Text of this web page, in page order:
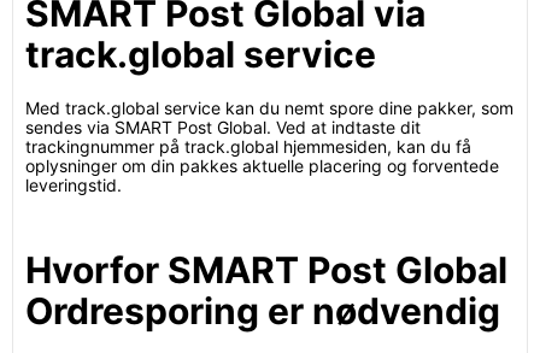
SMART Post Global via
track.global service
Med track.global service kan du nemt spore dine pakker, som
sendes via SMART Post Global. Ved at indtaste dit
trackingnummer på track.global hjemmesiden, kan du få
oplysninger om din pakkes aktuelle placering og forventede
leveringstid.
Hvorfor SMART Post Global
Ordresporing er nødvendig